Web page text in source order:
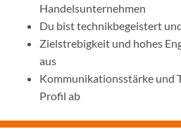
Handelsunternehmen
Du bist technikbegeistert
Zielstrebigkeit und hohes
aus
Kommunikationsstärke und
Profil ab